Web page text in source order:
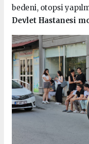
bedeni, otopsi
Devlet Hastanesi